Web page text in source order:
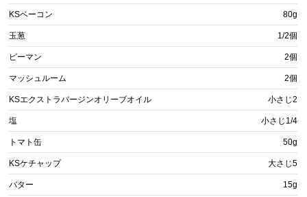
KSベーコン 80g
玉葱 1/2個
ピーマン 2個
マッシュルーム 2個
KSエクストラバージンオリーブオイル 小さじ2
塩 小さじ1/4
トマト缶 50g
KSケチャップ 大さじ5
バター 15g